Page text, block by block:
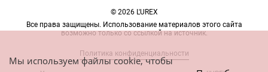
© 2026 L'UREX
Все права защищены. Использование материалов этого сайта
возможно только со ссылкой на источник.
Политика конфиденциальности
Мы используем файлы cookie, чтобы